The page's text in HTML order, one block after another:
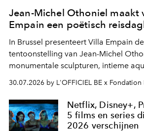
Jean-Michel Othoniel maakt
Empain een poëtisch
In Brussel presenteert Villa Empain
tentoonstelling van Jean-Michel
monumentale sculpturen, intieme
fonkelend Murano-glas creëert de
een emotionele reis waarin elk werk
oproept aan een ontmoeting, een
moment van verwondering.
30.07.2026 by L'OFFICIEL BE x Fondation
Netflix, Disney+,
5 films en series
2026 verschijnen